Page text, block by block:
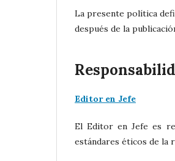
La presente política
después de la
Editor en Jefe
El Editor en Jefe es
estándares éticos de la